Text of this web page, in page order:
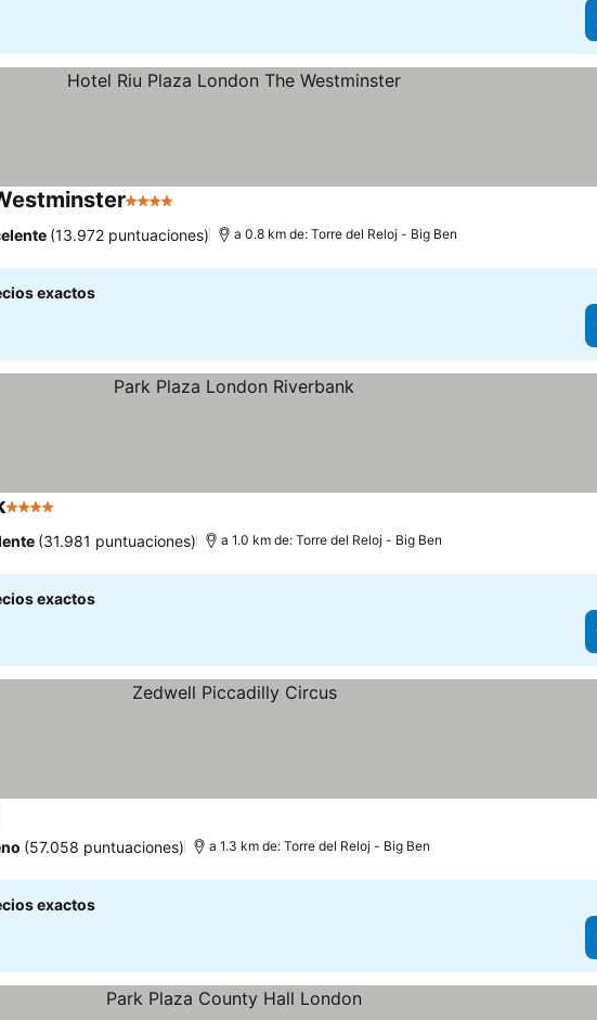
4 Estrellas
(13.972 puntuaciones) a 0.8 km de: Torre del Reloj - Big Ben
exactos
4 Estrellas
(31.981 puntuaciones) a 1.0 km de: Torre del Reloj - Big Ben
exactos
(57.058 puntuaciones) a 1.3 km de: Torre del Reloj - Big Ben
exactos